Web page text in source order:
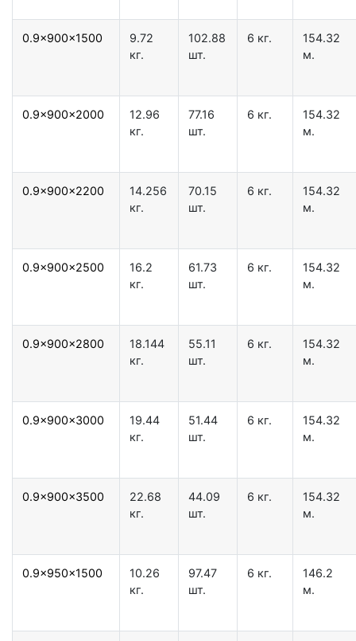
0.9x900x1500
9.72
кг.
102.88
шт.
6 кг.
154.32
м.
0.9x900x2000
12.96
кг.
77.16
шт.
6 кг.
154.32
м.
0.9x900x2200
14.256
кг.
70.15
шт.
6 кг.
154.32
м.
0.9x900x2500
16.2
кг.
61.73
шт.
6 кг.
154.32
м.
0.9x900x2800
18.144
кг.
55.11
шт.
6 кг.
154.32
м.
0.9x900x3000
19.44
кг.
51.44
шт.
6 кг.
154.32
м.
0.9x900x3500
22.68
кг.
44.09
шт.
6 кг.
154.32
м.
0.9x950x1500
10.26
кг.
97.47
шт.
6 кг.
146.2
м.